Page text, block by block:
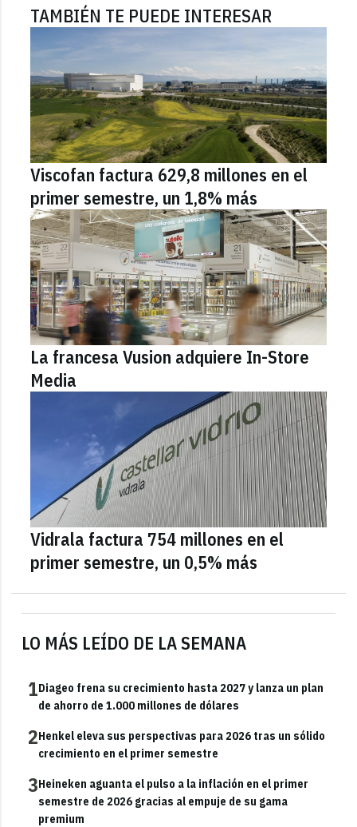
LO MÁS LEÍDO DE LA SEMANA
1Diageo frena su crecimiento hasta 2027 y lanza un plan
de ahorro de 1.000 millones de dólares
2Henkel eleva sus perspectivas para 2026 tras un sólido
crecimiento en el primer semestre
3Heineken aguanta el pulso a la inflación en el primer
semestre de 2026 gracias al empuje de su gama
premium
TAMBIÉN TE PUEDE INTERESAR
Viscofan factura 629,8 millones en el
primer semestre, un 1,8% más
La francesa Vusion adquiere In-Store
Media
Vidrala factura 754 millones en el
primer semestre, un 0,5% más